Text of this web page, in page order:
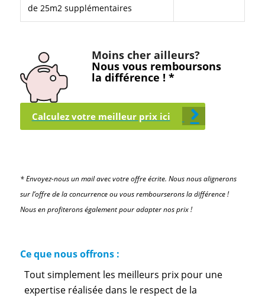
de 25m2 supplémentaires
Moins cher ailleurs?
Nous vous remboursons
la différence ! *
Calculez votre meilleur prix ici
* Envoyez-nous un mail avec votre offre écrite. Nous nous alignerons
sur l’offre de la concurrence ou vous rembourserons la différence !
Nous en profiterons également pour adapter nos prix !
Ce que nous offrons :
Tout simplement les meilleurs prix pour une
expertise réalisée dans le respect de la